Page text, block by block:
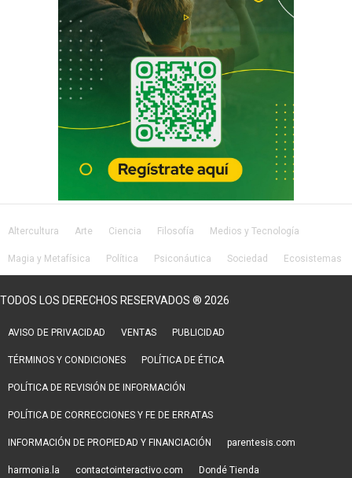
Altercultura Arte Ciencia Filosofía Medios y Tecnología
Magia y Metafísica Política Psiconáutica Sociedad Ecosistemas
TODOS LOS DERECHOS RESERVADOS ® 2026
AVISO DE PRIVACIDAD VENTAS PUBLICIDAD
TÉRMINOS Y CONDICIONES POLÍTICA DE ÉTICA
POLÍTICA DE REVISIÓN DE INFORMACIÓN
POLÍTICA DE CORRECCIONES Y FE DE ERRATAS
INFORMACIÓN DE PROPIEDAD Y FINANCIACIÓN parentesis.com
harmonia.la contactointeractivo.com Dondé Tienda